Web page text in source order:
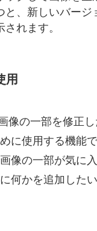
と、新しいバージ
れます。
用
像の一部を修正
に使用する機能
像の一部が気に
何かを追加した